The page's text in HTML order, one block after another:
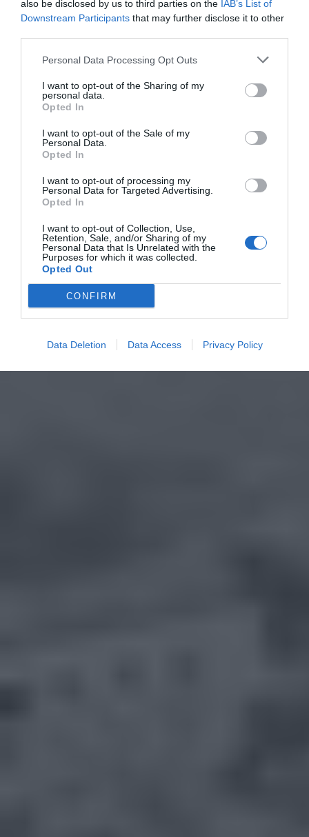
also be disclosed by us to third parties on the IAB’s List of
Downstream Participants that may further disclose it to other
Personal Data Processing Opt Outs
I want to opt-out of the Sharing of my
personal data.
Opted In
I want to opt-out of the Sale of my
Personal Data.
Opted In
I want to opt-out of processing my
Personal Data for Targeted Advertising.
Opted In
I want to opt-out of Collection, Use,
Retention, Sale, and/or Sharing of my
Personal Data that Is Unrelated with the
Purposes for which it was collected.
Opted Out
CONFIRM
Data Deletion Data Access Privacy Policy